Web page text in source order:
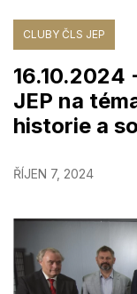
CLUBY ČLS JEP
16.10.2024
JEP na
historie a
ŘÍJEN 7, 2024